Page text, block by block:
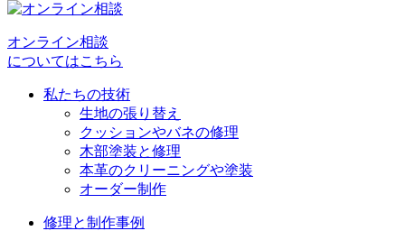
ー
シ
ョ
オンライン相談
についてはこちら
私たちの技術
生地の張り替え
クッションやバネの修理
木部塗装と修理
本革のクリーニングや塗装
オーダー制作
修理と制作事例